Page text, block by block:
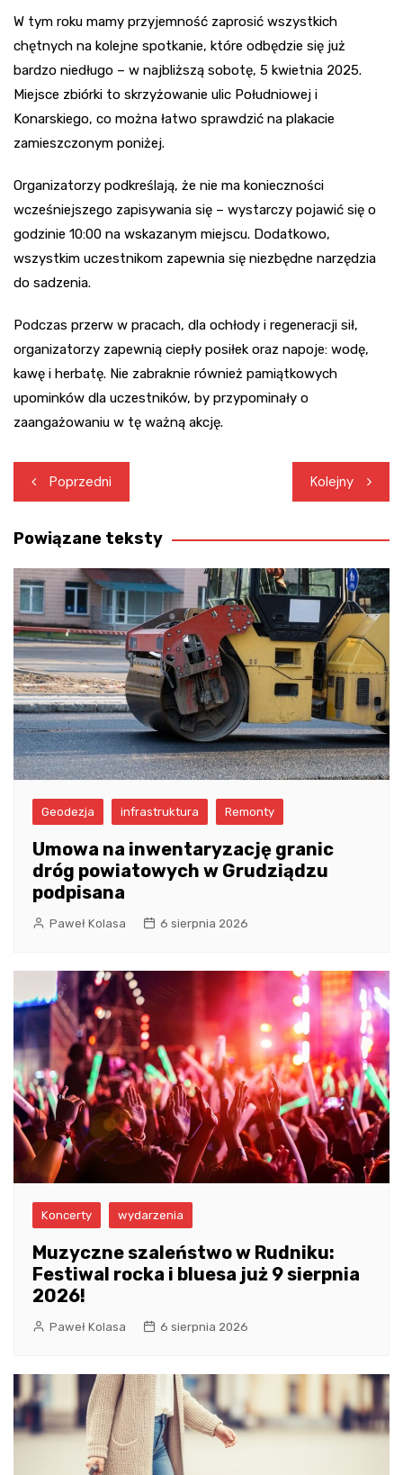
W tym roku mamy przyjemność zaprosić wszystkich
chętnych na kolejne spotkanie, które odbędzie się już
bardzo niedługo – w najbliższą sobotę, 5 kwietnia 2025.
Miejsce zbiórki to skrzyżowanie ulic Południowej i
Konarskiego, co można łatwo sprawdzić na plakacie
zamieszczonym poniżej.
Organizatorzy podkreślają, że nie ma konieczności
wcześniejszego zapisywania się – wystarczy pojawić się o
godzinie 10:00 na wskazanym miejscu. Dodatkowo,
wszystkim uczestnikom zapewnia się niezbędne narzędzia
do sadzenia.
Podczas przerw w pracach, dla ochłody i regeneracji sił,
organizatorzy zapewnią ciepły posiłek oraz napoje: wodę,
kawę i herbatę. Nie zabraknie również pamiątkowych
upominków dla uczestników, by przypominały o
zaangażowaniu w tę ważną akcję.
Nawigacja
wpisu
Poprzedni Kolejny
Powiązane teksty
Geodezja infrastruktura Remonty
Umowa na inwentaryzację granic
dróg powiatowych w Grudziądzu
podpisana
Paweł Kolasa 6 sierpnia 2026
Koncerty wydarzenia
Muzyczne szaleństwo w Rudniku:
Festiwal rocka i bluesa już 9 sierpnia
2026!
Paweł Kolasa 6 sierpnia 2026